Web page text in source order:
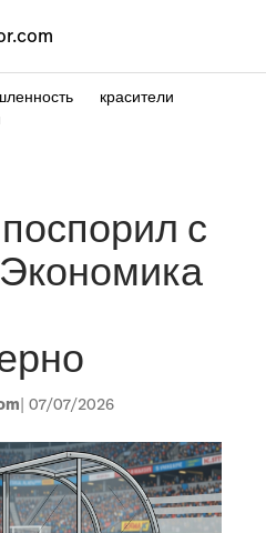
красители
с
07/07/2026